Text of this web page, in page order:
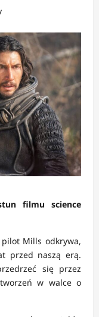
filmu science
Mills odkrywa,
przed naszą erą.
się przez
w walce o